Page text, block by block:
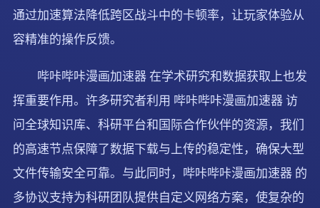
通过加速算法降低跨区战斗中的卡顿率，让玩家体验从
容精准的操作反馈。
哔咔哔咔漫画加速器 在学术研究和数据获取上也发
挥重要作用。许多研究者利用 哔咔哔咔漫画加速器 访
问全球知识库、科研平台和国际合作伙伴的资源，我们
的高速节点保障了数据下载与上传的稳定性，确保大型
文件传输安全可靠。与此同时，哔咔哔咔漫画加速器 的
多协议支持为科研团队提供自定义网络方案，使复杂的